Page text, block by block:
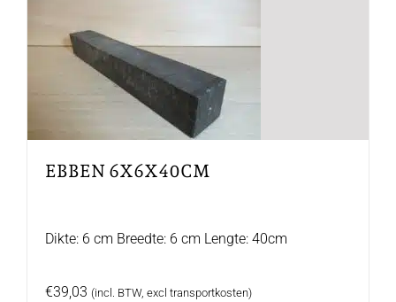
EBBEN 6X6X40CM
Dikte: 6 cm Breedte: 6 cm Lengte: 40cm
€39,03 (incl. BTW, excl transportkosten)